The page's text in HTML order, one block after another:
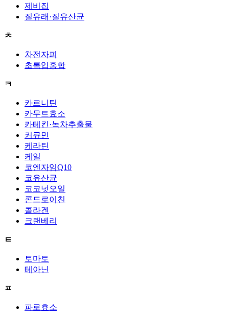
제비집
질유래·질유산균
ㅊ
차전자피
초록입홍합
ㅋ
카르니틴
카무트효소
카테킨·녹차추출물
커큐민
케라틴
케일
코엔자임Q10
코유산균
코코넛오일
콘드로이친
콜라겐
크랜베리
ㅌ
토마토
테아닌
ㅍ
파로효소